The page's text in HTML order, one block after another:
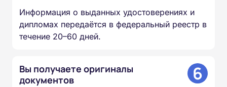
Информация о выданных удостоверениях и
дипломах передаётся в федеральный реестр в
течение 20–60 дней.
Вы получаете оригиналы
документов
6